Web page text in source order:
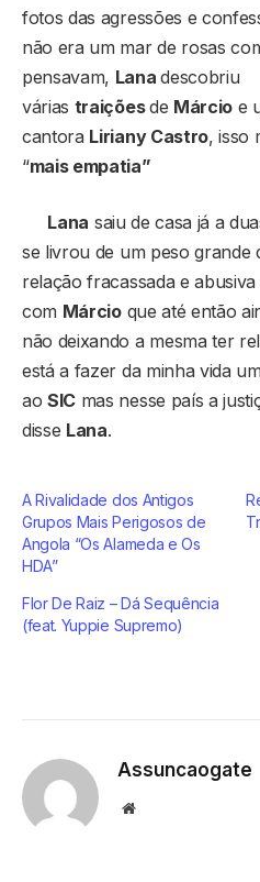
fotos das agressões e
não era um mar de rosas
pensavam, Lanadescobriu
várias traiçõesde Márcio e
cantora Liriany Castro, isso
“mais empatia”
Lana saiu de casa já a
se livrou de um peso grande
relação fracassada e
com Márcioque até então
não deixando a mesma ter
está a fazer da minha vida
aoSIC mas nesse país a
disse Lana.
A Rivalidade dos Antigos
Grupos Mais Perigosos de
Angola “Os Alameda e Os
HDA”
Flor De Raiz – Dá Sequência
(feat. Yuppie Supremo)
Assuncaogate
Website